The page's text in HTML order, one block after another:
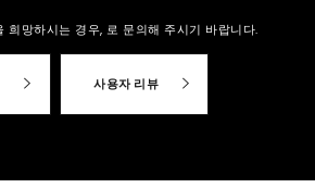
희망하시는 경우, 로 문의해 주시기 바랍니다.
사용자 리뷰